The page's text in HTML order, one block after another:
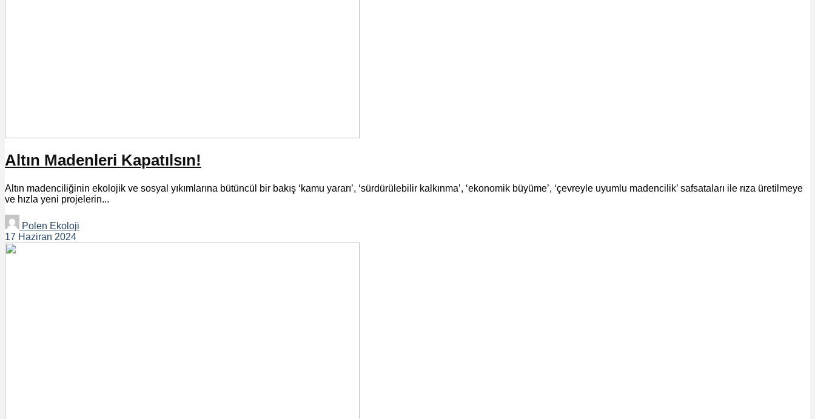
Altın Madenleri Kapatılsın!
Altın madenciliğinin ekolojik ve sosyal yıkımlarına bütüncül bir bakış ‘kamu yararı’, ‘sürdürülebilir kalkınma’, ‘ekonomik büyüme’, ‘çevreyle uyumlu madencilik’ safsataları ile rıza üretilmeye
ve hızla yeni projelerin...
Polen Ekoloji
17 Haziran 2024